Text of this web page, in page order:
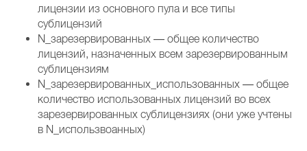
лицензии из основного пула и все типы
сублицензий
N_зарезервированных — общее количество
лицензий, назначенных всем зарезервированным
сублицензиям
N_зарезервированных_использованных — общее
количество использованных лицензий во всех
зарезервированных сублицензиях (они уже учтены
в N_использвоанных)